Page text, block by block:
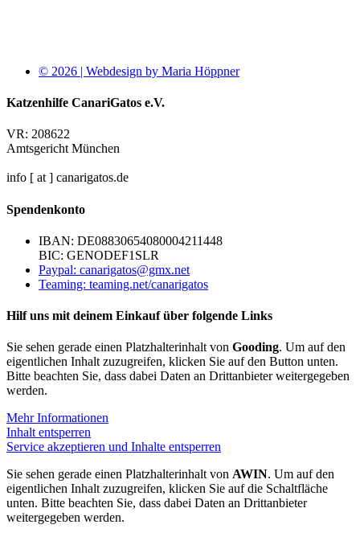
© 2026 | Webdesign by Maria Höppner
Katzenhilfe CanariGatos e.V.
VR: 208622
Amtsgericht München
info [ at ] canarigatos.de
Spendenkonto
IBAN: DE08830654080004211448
BIC: GENODEF1SLR
Paypal: canarigatos@gmx.net
Teaming: teaming.net/canarigatos
Hilf uns mit deinem Einkauf über folgende Links
Sie sehen gerade einen Platzhalterinhalt von Gooding. Um auf den
eigentlichen Inhalt zuzugreifen, klicken Sie auf den Button unten.
Bitte beachten Sie, dass dabei Daten an Drittanbieter weitergegeben
werden.
Mehr Informationen
Inhalt entsperren
Service akzeptieren und Inhalte entsperren
Sie sehen gerade einen Platzhalterinhalt von AWIN. Um auf den
eigentlichen Inhalt zuzugreifen, klicken Sie auf die Schaltfläche
unten. Bitte beachten Sie, dass dabei Daten an Drittanbieter
weitergegeben werden.